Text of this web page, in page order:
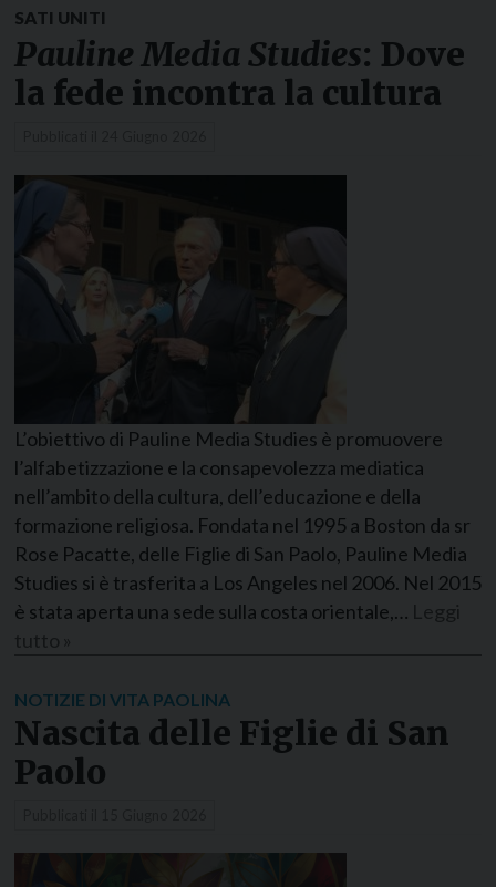
SATI UNITI
Pauline Media Studies: Dove
la fede incontra la cultura
L’obiettivo di Pauline Media Studies è promuovere
l’alfabetizzazione e la consapevolezza mediatica
nell’ambito della cultura, dell’educazione e della
formazione religiosa. Fondata nel 1995 a Boston da sr
Rose Pacatte, delle Figlie di San Paolo, Pauline Media
Studies si è trasferita a Los Angeles nel 2006. Nel 2015
è stata aperta una sede sulla costa orientale,…
NOTIZIE DI VITA PAOLINA
Nascita delle Figlie di San
Paolo